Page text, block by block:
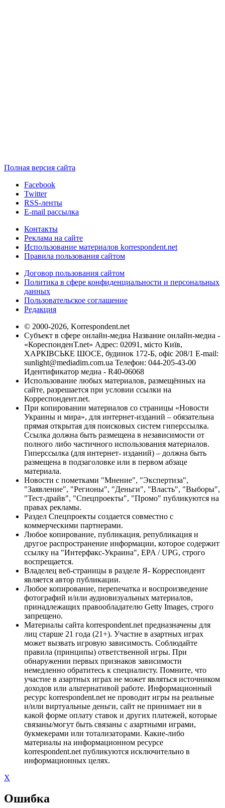
Полная версия сайта
Facebook
Twitter
RSS-ленты
E-mail рассылка
Контакты
Реклама на сайте
Использование материалов korrespondent.net
Правила пользования сайтом
Договор пользования сайтом
Политика в сфере конфиденциальности и персональных
данных
Пользовательское соглашение
Редакция
© 2000-2026, Korrespondent.net
Субъект в сфере онлайн-медиа Название онлайн-медиа -
«КореспонденТ.net» Адрес: 02091, місто Київ,
ХАРКІВСЬКЕ ШОСЕ, будинок 172-Б, офіс 208/1 E-mail:
sunlight@mediadim.com.ua Телефон: 044-205-43-00
Идентификатор медиа - R40-06068
Использование любых материалов, размещённых на
сайте, разрешается при условии ссылки на
Корреспондент.net.
При копировании материалов со страницы «Новости
Украины и мира», для интернет-изданий – обязательна
прямая открытая для поисковых систем гиперссылка.
Ссылка должна быть размещена в независимости от
полного либо частичного использования материалов.
Гиперссылка (для интернет- изданий) – должна быть
размещена в подзаголовке или в первом абзаце
материала.
Новости с пометками "Мнение", "Экспертиза",
"Заявление", "Регионы", "Деньги", "Власть", "Выборы",
"Тест-драйв", "Спецпроекты", "Промо" публикуются на
правах рекламы.
Раздел Спецпроекты создается совместно с
коммерческими партнерами.
Любое копирование, публикация, републикация и
другое распространение информации, которое содержит
ссылку на "Интерфакс-Украина", EPA / UPG, строго
воспрещается.
Владелец веб-страницы в разделе Я- Корреспондент
является автор публикации.
Любое копирование, перепечатка и воспроизведение
фотографий и/или аудиовизуальных материалов,
принадлежащих правообладателю Getty Images, строго
запрещено.
Материалы сайта korrespondent.net предназначены для
лиц старше 21 года (21+). Участие в азартных играх
может вызвать игровую зависимость. Соблюдайте
правила (принципы) ответственной игры. При
обнаружении первых признаков зависимости
немедленно обратитесь к специалисту. Помните, что
участие в азартных играх не может являться источником
доходов или альтернативой работе. Информационный
ресурс korrespondent.net не проводит игры на реальные
и/или виртуальные деньги, сайт не принимает ни в
какой форме оплату ставок и других платежей, которые
связаны/могут быть связаны с азартными играми,
букмекерами или тотализаторами. Какие-либо
материалы на информационном ресурсе
korrespondent.net публикуются исключительно в
информационных целях.
X
Ошибка